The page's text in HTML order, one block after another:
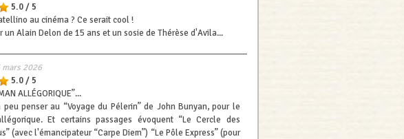
5.0 / 5
au cinéma ? Ce serait cool !
un Alain Delon de 15 ans et un sosie de Thérèse d'Avila...
mars 2026
5.0 / 5
ALLÉGORIQUE”...
penser au “Voyage du Pélerin” de John Bunyan, pour le
Et certains passages évoquent “Le Cercle des
(avec l'émancipateur “Carpe Diem”) “Le Pôle Express” (pour